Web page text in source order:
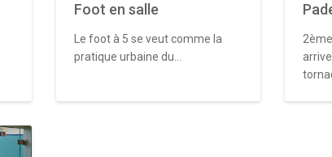
Foot en salle
Le foot à 5 se veut comme la
pratique urbaine du...